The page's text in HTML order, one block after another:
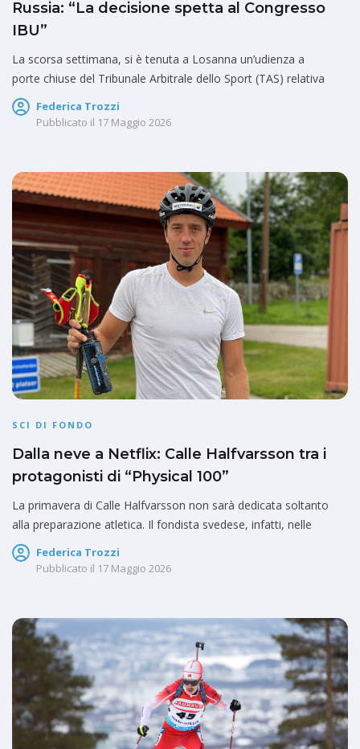
Russia: “La decisione spetta al Congresso
IBU”
La scorsa settimana, si è tenuta a Losanna un’udienza a
porte chiuse del Tribunale Arbitrale dello Sport (TAS) relativa
Federica Trozzi
Pubblicato il 17 Maggio 2026
SCI DI FONDO
Dalla neve a Netflix: Calle Halfvarsson tra i
protagonisti di “Physical 100”
La primavera di Calle Halfvarsson non sarà dedicata soltanto
alla preparazione atletica. Il fondista svedese, infatti, nelle
Federica Trozzi
Pubblicato il 17 Maggio 2026